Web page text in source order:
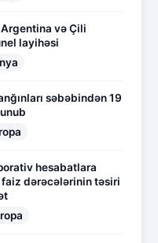
Argentina və Çili
layihəsi
səbəbindən 19
hesabatlara
faiz dərəcələrinin təsiri